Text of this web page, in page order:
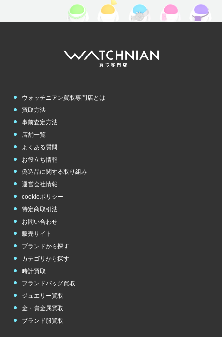
ウォッチニアン買取専門店とは
買取方法
事前査定方法
店舗一覧
よくある質問
お役立ち情報
偽造品に関する取り組み
運営会社情報
cookieポリシー
特定商取引法
お問い合わせ
販売サイト
ブランドから探す
カテゴリから探す
時計買取
ブランドバッグ買取
ジュエリー買取
金・貴金属買取
ブランド服買取